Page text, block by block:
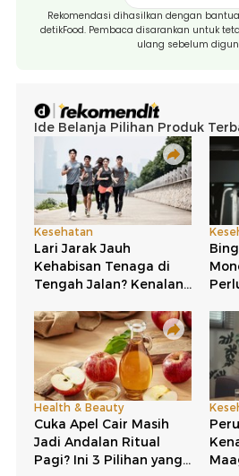
Rekomendasi dihasilkan dengan
detikFood. Pembaca disarankan untuk
ulang sebelum